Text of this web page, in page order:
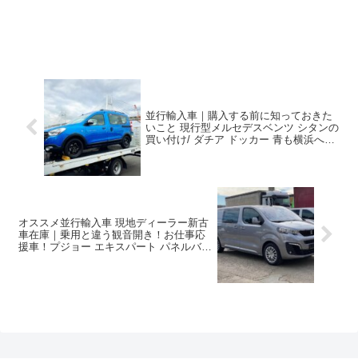
並行輸入車｜購入する前に知っておきた
いこと 現行型メルセデスベンツ シタンの
買い付け/ ダチア ドッカー 青も横浜へ到
オススメ並行輸入車 現地ディーラー新古
車在庫｜乗用と違う観音開き！お仕事応
援車！プジョー エキスパート パネルバン